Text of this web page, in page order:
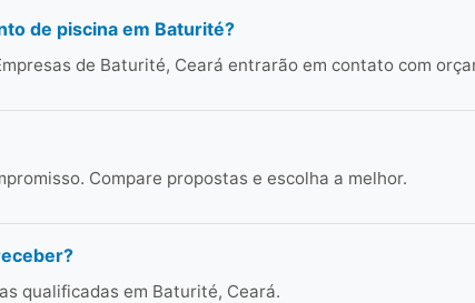
de piscina em Baturité?
de Baturité, Ceará entrarão em contato com
Compare propostas e escolha a melhor.
qualificadas em Baturité, Ceará.